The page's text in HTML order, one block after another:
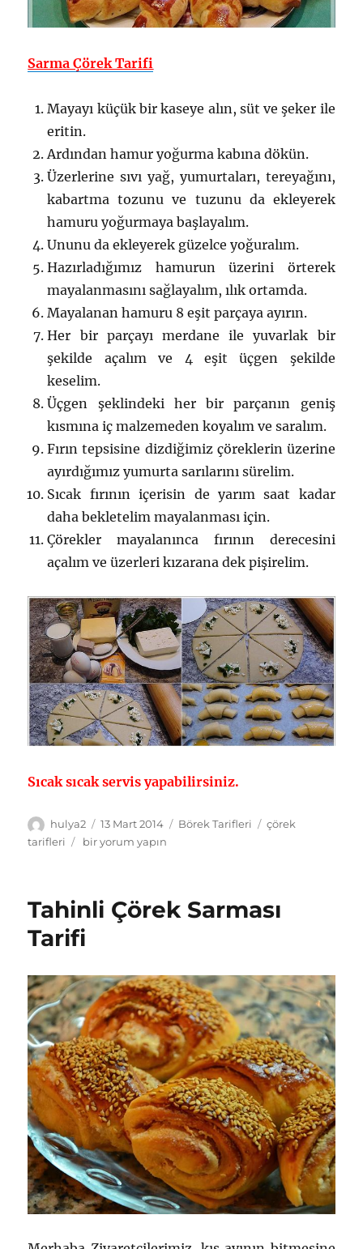
Sarma Çörek Tarifi
Mayayı küçük bir kaseye alın, süt ve şeker ile
eritin.
Ardından hamur yoğurma kabına dökün.
Üzerlerine sıvı yağ, yumurtaları, tereyağını,
kabartma tozunu ve tuzunu da ekleyerek
hamuru yoğurmaya başlayalım.
Ununu da ekleyerek güzelce yoğuralım.
Hazırladığımız hamurun üzerini örterek
mayalanmasını sağlayalım, ılık ortamda.
Mayalanan hamuru 8 eşit parçaya ayırın.
Her bir parçayı merdane ile yuvarlak bir
şekilde açalım ve 4 eşit üçgen şekilde
keselim.
Üçgen şeklindeki her bir parçanın geniş
kısmına iç malzemeden koyalım ve saralım.
Fırın tepsisine dizdiğimiz çöreklerin üzerine
ayırdığımız yumurta sarılarını sürelim.
Sıcak fırının içerisin de yarım saat kadar
daha bekletelim mayalanması için.
Çörekler mayalanınca fırının derecesini
açalım ve üzerleri kızarana dek pişirelim.
Sıcak sıcak servis yapabilirsiniz.
Yazar
hulya2
Yayın
tarihi
13 Mart 2014 Kategoriler
Börek Tarifleri Etiketler
çörek
tarifleri
Sarma
bir yorum yapın
Tahinli Çörek Sarması
Tarifi